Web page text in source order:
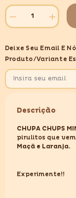
Diminuir
quantidade
CHUPS
MINI
120GR
CHUPS
MINI
120GR
Deixe Seu Email E
Produto/variante
Descrição
CHUPA CHUPS
pirulitos que vem
Maçã e Laranja.
Experimente!!